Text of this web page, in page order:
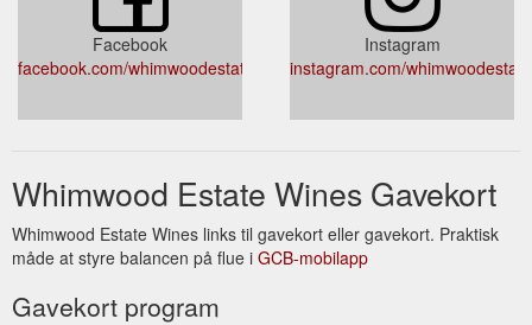
Facebook
facebook.com/whimwoodestatewines
Instagram
instagram.com/
Whimwood Estate Wines Gavekort
Whimwood Estate Wines links til gavekort eller gavekort. Praktisk
måde at styre balancen på flue i GCB-mobilapp
Gavekort program